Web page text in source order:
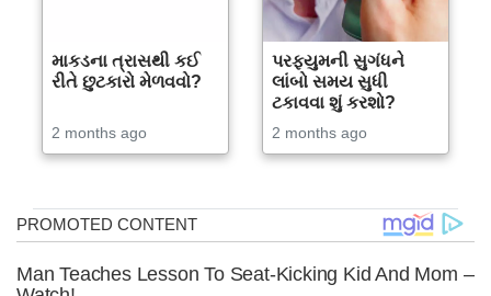
માકડના ત્રાસથી કઈ
રીતે છુટકારો મેળવવો?
2 months ago
પરફ્યુમની સુગંધને
લાંબો સમય સુધી
ટકાવવા શું કરશો?
2 months ago